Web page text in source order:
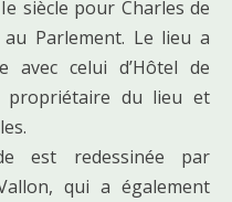
siècle pour Charles de
au Parlement. Le lieu a
celui d’Hôtel de
du lieu et
est redessinée par
qui a également